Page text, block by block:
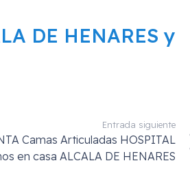
DE HENARES y
Entrada siguiente
Camas Articuladas HOSPITAL
en casa ALCALA DE HENARES